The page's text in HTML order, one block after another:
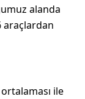
alanda
araçlardan
ile